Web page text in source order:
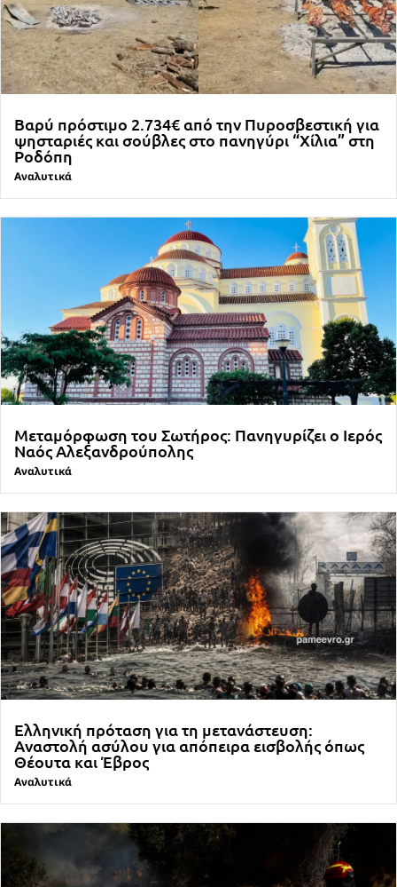
Βαρύ πρόστιμο 2.734€ από την Πυροσβεστική για
ψησταριές και σούβλες στο πανηγύρι “Χίλια” στη
Ροδόπη
Αναλυτικά
Μεταμόρφωση του Σωτήρος: Πανηγυρίζει ο Ιερός
Ναός Αλεξανδρούπολης
Αναλυτικά
Ελληνική πρόταση για τη μετανάστευση:
Αναστολή ασύλου για απόπειρα εισβολής όπως
Θέουτα και Έβρος
Αναλυτικά